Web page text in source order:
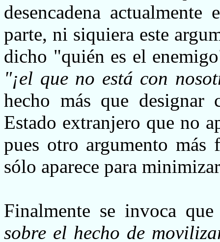
desencadena
parte, ni siquiera este
dicho "quién es el
"¡el que no está con
hecho más que designar
Estado extranjero que no
pues otro argumento más
sólo aparece para
Finalmente se invoca
sobre el hecho de